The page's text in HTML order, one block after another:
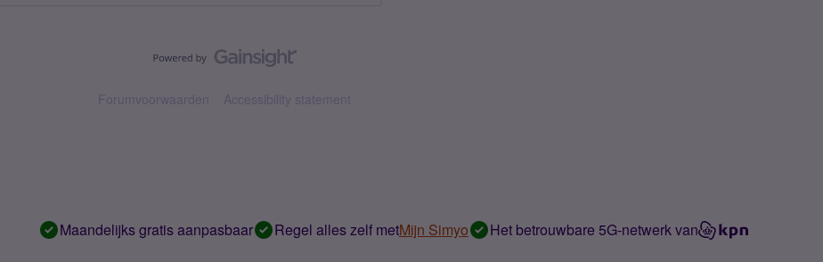
Forumvoorwaarden Accessibility statement
Maandelijks gratis aanpasbaar Regel alles zelf metMijn Simyo Het betrouwbare 5G-netwerk van